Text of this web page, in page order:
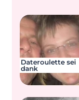
Dateroulette sei
dank